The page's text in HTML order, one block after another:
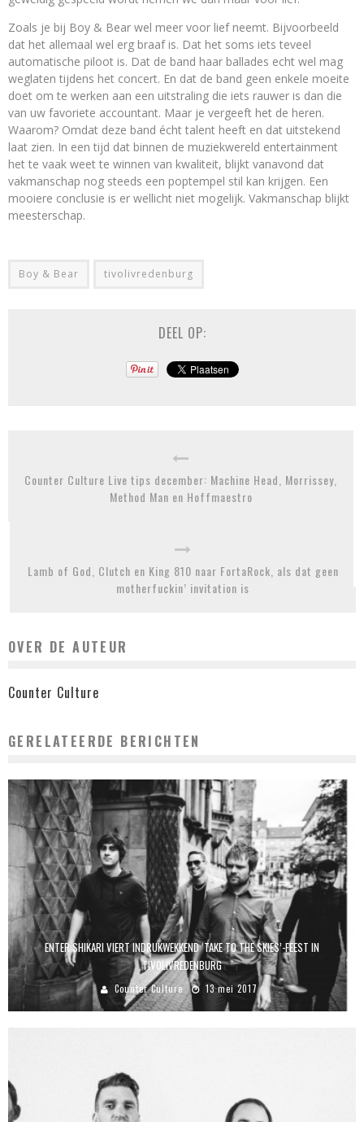
Zoals je bij Boy & Bear wel meer voor lief neemt. Bijvoorbeeld
dat het allemaal wel erg braaf is. Dat het soms iets teveel
automatische piloot is. Dat de band haar ballades echt wel mag
weglaten tijdens het concert. En dat de band geen enkele moeite
doet om te werken aan een uitstraling die iets rauwer is dan die
van uw favoriete accountant. Maar je vergeeft het de heren.
Waarom? Omdat deze band écht talent heeft en dat uitstekend
laat zien. In een tijd dat binnen de muziekwereld entertainment
het te vaak weet te winnen van kwaliteit, blijkt vanavond dat
vakmanschap nog steeds een poptempel stil kan krijgen. Een
mooiere conclusie is er wellicht niet mogelijk. Vakmanschap blijkt
meesterschap.
Boy & Bear tivolivredenburg
DEEL OP:
Counter Culture Live tips december: Machine Head, Morrissey,
Method Man en Hoffmaestro
Lamb of God, Clutch en King 810 naar FortaRock, als dat geen
motherfuckin’ invitation is
OVER DE AUTEUR
Counter Culture
GERELATEERDE BERICHTEN
ENTER SHIKARI VIERT INDRUKWEKKEND ‘TAKE TO THE SKIES’-FEEST IN
TIVOLIVREDENBURG
Counter Culture 13 mei 2017